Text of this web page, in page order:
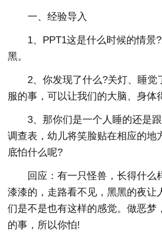
一、经验导入
1、PPT1这是什么时候的情景
黑。
2、你发现了什么?关灯、睡觉
服的事，可以让我们的大脑、身体
3、那你们是一个人睡的还是
调查表，幼儿将笑脸贴在相应的地
底怕什么呢?
回应：有一只怪兽，长得什么
漆漆的，走路看不见，黑黑的夜让
们是不是也有这样的感觉。做恶梦
的事，所以你怕!